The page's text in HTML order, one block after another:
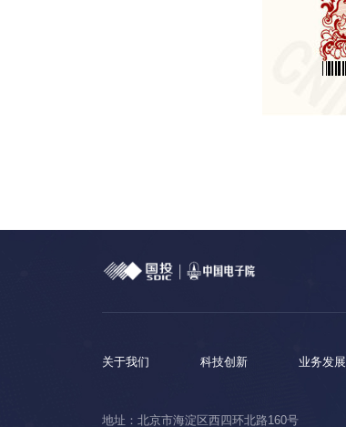
关于我们 科技创新 业务发展
地址：北京市海淀区西四环北路160号